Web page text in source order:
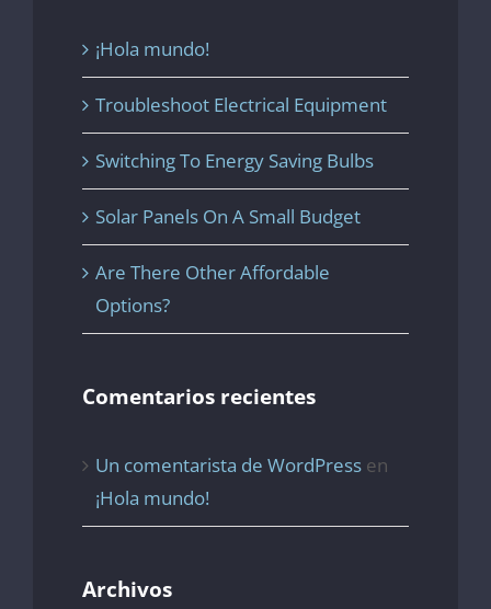
¡Hola mundo!
Troubleshoot Electrical Equipment
Switching To Energy Saving Bulbs
Solar Panels On A Small Budget
Are There Other Affordable
Options?
Comentarios recientes
Un comentarista de WordPress en
¡Hola mundo!
Archivos